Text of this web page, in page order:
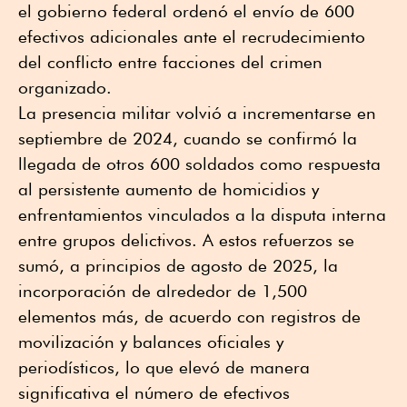
el gobierno federal ordenó el envío de 600
efectivos adicionales ante el recrudecimiento
del conflicto entre facciones del crimen
organizado.
La presencia militar volvió a incrementarse en
septiembre de 2024, cuando se confirmó la
llegada de otros 600 soldados como respuesta
al persistente aumento de homicidios y
enfrentamientos vinculados a la disputa interna
entre grupos delictivos. A estos refuerzos se
sumó, a principios de agosto de 2025, la
incorporación de alrededor de 1,500
elementos más, de acuerdo con registros de
movilización y balances oficiales y
periodísticos, lo que elevó de manera
significativa el número de efectivos